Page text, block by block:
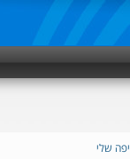
יפה שלי